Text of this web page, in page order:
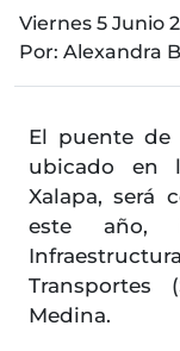
Viernes 5 Junio
Por: Alexandra
El puente de
ubicado en
Xalapa, será
este año,
Transportes
Medina.